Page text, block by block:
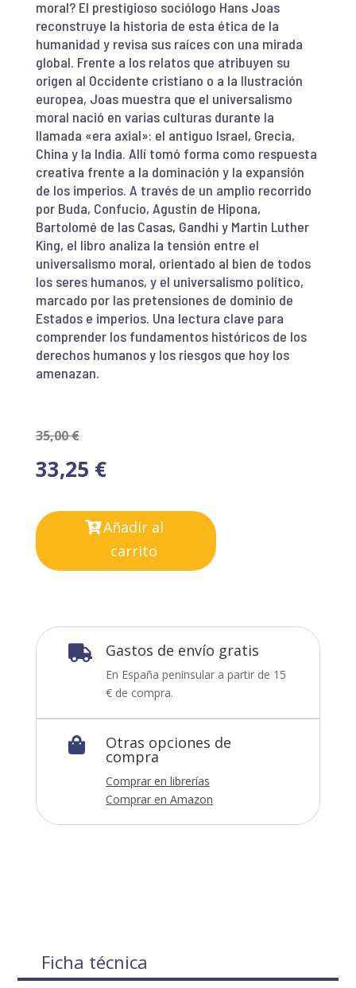
moral? El prestigioso sociólogo Hans Joas
reconstruye la historia de esta ética de la
humanidad y revisa sus raíces con una mirada
global. Frente a los relatos que atribuyen su
origen al Occidente cristiano o a la Ilustración
europea, Joas muestra que el universalismo
moral nació en varias culturas durante la
llamada «era axial»: el antiguo Israel, Grecia,
China y la India. Allí tomó forma como respuesta
creativa frente a la dominación y la expansión
de los imperios. A través de un amplio recorrido
por Buda, Confucio, Agustín de Hipona,
Bartolomé de las Casas, Gandhi y Martin Luther
King, el libro analiza la tensión entre el
universalismo moral, orientado al bien de todos
los seres humanos, y el universalismo político,
marcado por las pretensiones de dominio de
Estados e imperios. Una lectura clave para
comprender los fundamentos históricos de los
derechos humanos y los riesgos que hoy los
amenazan.
35,00€
33,25 €
Añadir al
carrito
 Gastos de envío gratis
En España peninsular a partir de 15
€ de compra.
 Otras opciones de
compra
Comprar en librerías
Comprar en Amazon
Ficha técnica